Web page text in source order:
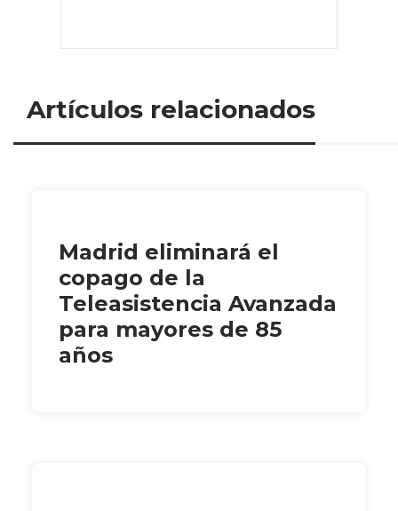
Artículos relacionados
Madrid eliminará el
copago de la
Teleasistencia Avanzada
para mayores de 85
años